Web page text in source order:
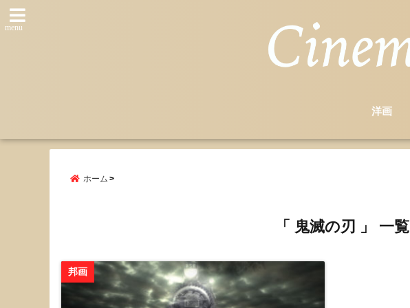
menu
洋画
ホーム
「 鬼滅の刃 」 一覧
邦画